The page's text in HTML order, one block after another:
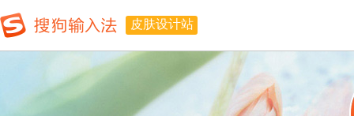
皮肤设计站